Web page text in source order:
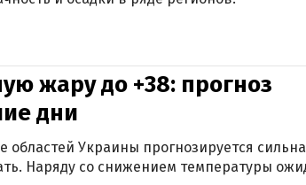
жару до +38: прогноз
дни
Украины прогнозируется
Наряду со снижением температуры